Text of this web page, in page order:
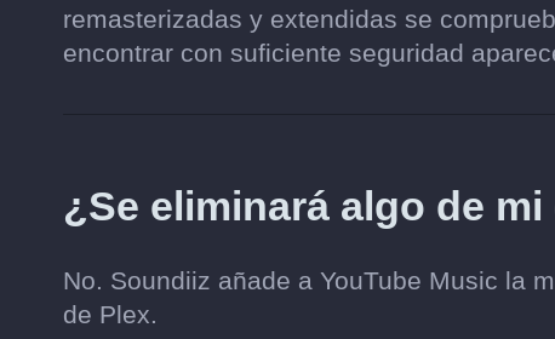
remasterizadas y extendidas se
encontrar con suficiente seguridad
¿Se eliminará algo de
No. Soundiiz añade a YouTube Music la
de Plex.